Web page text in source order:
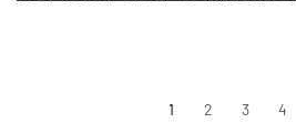
1 2 3 4